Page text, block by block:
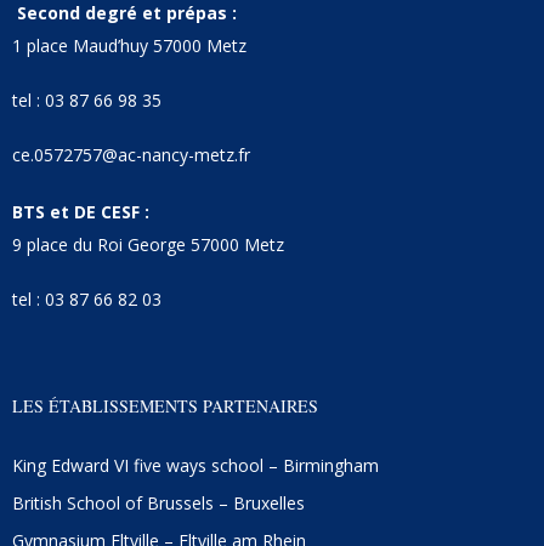
Second degré et prépas :
1 place Maud’huy 57000 Metz
tel : 03 87 66 98 35
ce.0572757@ac-nancy-metz.fr
BTS et DE CESF :
9 place du Roi George 57000 Metz
tel : 03 87 66 82 03
LES ÉTABLISSEMENTS PARTENAIRES
King Edward VI five ways school – Birmingham
British School of Brussels – Bruxelles
Gymnasium Eltville – Eltville am Rhein